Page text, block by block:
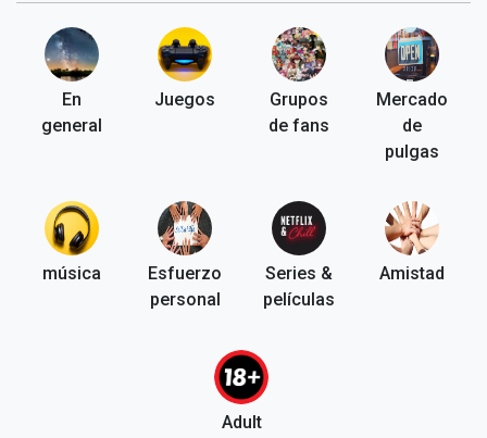
En
general
Juegos
Grupos
de fans
Mercado
de
pulgas
música
Esfuerzo
personal
Series &
películas
Amistad
Adult